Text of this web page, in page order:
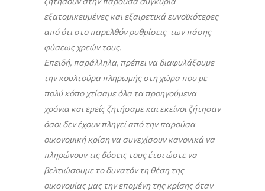
εξατομικευμένες και εξαιρετικά ευνοϊκότερες
από ότι στο παρελθόν ρυθμίσεις των πάσης
φύσεως χρεών τους.
Επειδή, παράλληλα, πρέπει να διαφυλάξουμε
την κουλτούρα πληρωμής στη χώρα που με
πολύ κόπο χτίσαμε όλα τα προηγούμενα
χρόνια και εμείς ζητήσαμε και εκείνοι ζήτησαν
όσοι δεν έχουν πληγεί από την παρούσα
οικονομική κρίση να συνεχίσουν κανονικά να
πληρώνουν τις δόσεις τους έτσι ώστε να
βελτιώσουμε το δυνατόν τη θέση της
οικονομίας μας την επομένη της κρίσης όταν